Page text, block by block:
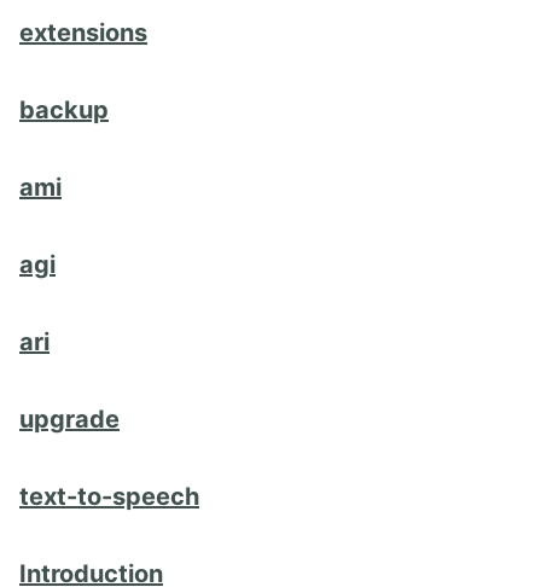
extensions
backup
ami
agi
ari
upgrade
text-to-speech
Introduction